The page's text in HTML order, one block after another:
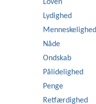
Loven
Lydighed
Menneskelighed
Nåde
Ondskab
Pålidelighed
Penge
Retfærdighed